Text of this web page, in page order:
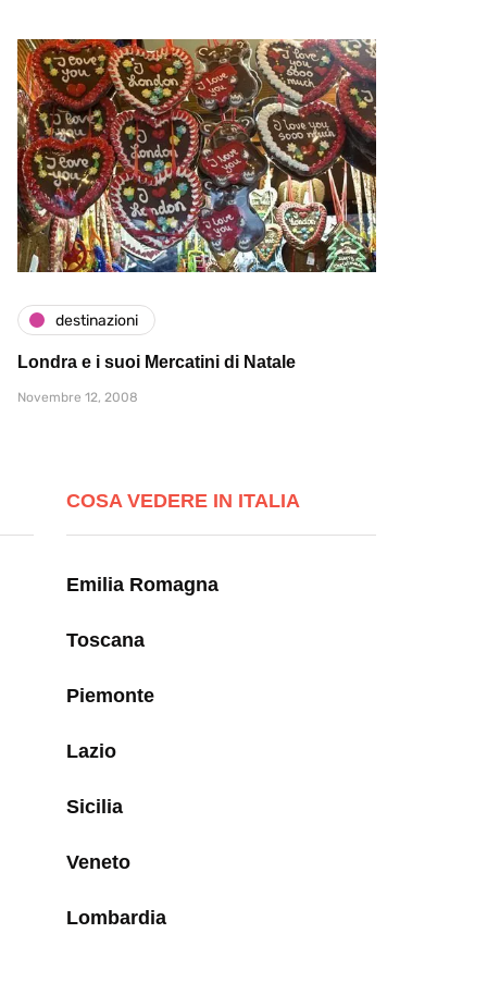
destinazioni
Londra e i suoi Mercatini di Natale
Novembre 12, 2008
COSA VEDERE IN ITALIA
Emilia Romagna
Toscana
Piemonte
Lazio
Sicilia
Veneto
Lombardia